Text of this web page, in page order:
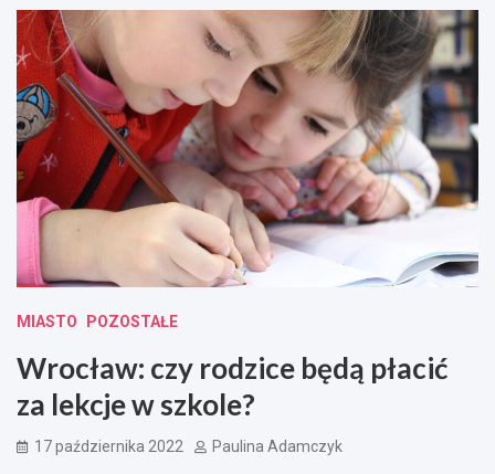
MIASTO POZOSTAŁE
Wrocław: czy rodzice będą płacić
za lekcje w szkole?
17 października 2022 Paulina Adamczyk